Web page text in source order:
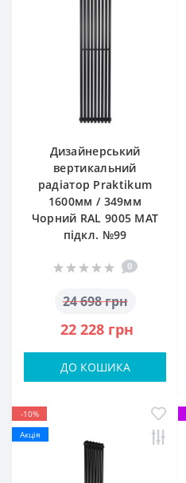
Дизайнерський
вертикальний
радіатор Praktikum
1600мм / 349мм
Чорний RAL 9005 MAT
підкл. №99
0
24 698 грн
22 228 грн
ДО КОШИКА
-10%
Акція